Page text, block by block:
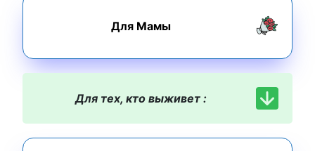
Для Мамы
Для тех, кто выживет :